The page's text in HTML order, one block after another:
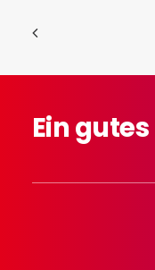
Eingutes